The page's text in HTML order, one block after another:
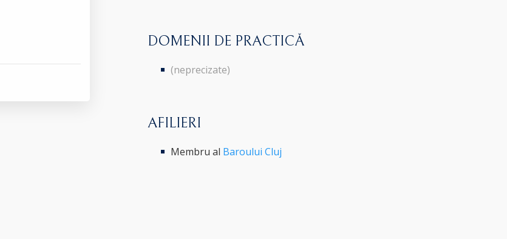
DOMENII DE PRACTICĂ
(neprecizate)
AFILIERI
Membru al Baroului Cluj